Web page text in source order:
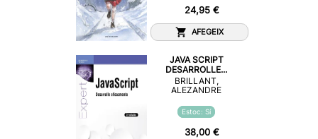
24,95 €
AFEGEIX
JAVA SCRIPT
DESARROLLE...
BRILLANT,
ALEZANDRE
Estoc: Sí
38,00 €